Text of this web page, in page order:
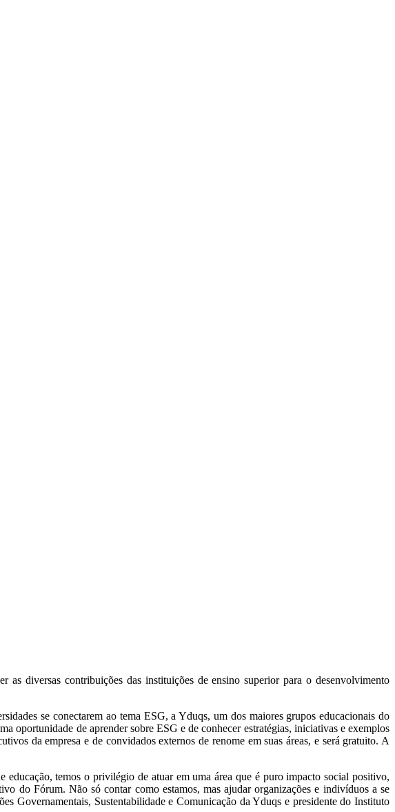
diversas contribuições das instituições de ensino superior para o desenvolvimento
se conectarem ao tema ESG, a Yduqs, um dos maiores grupos educacionais do
oportunidade de aprender sobre ESG e de conhecer estratégias, iniciativas e exemplos
da empresa e de convidados externos de renome em suas áreas, e será gratuito. A
temos o privilégio de atuar em uma área que é puro impacto social positivo,
do Fórum. Não só contar como estamos, mas ajudar organizações e indivíduos a se
Governamentais, Sustentabilidade e Comunicação da Yduqs e presidente do Instituto